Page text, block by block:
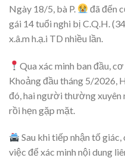
Ngày 18/5, bà P.
đã đến
gái 14 tuổi nghi bị C.Q.H.
x.â.m h.ạ.i TD nhiều lần.
Qua xác minh ban đầu,
Khoảng đầu tháng 5/2026,
đó, hai người thường xuyên
rồi hẹn gặp mặt.
Sau khi tiếp nhận tố giác,
việc để xác minh nội dung